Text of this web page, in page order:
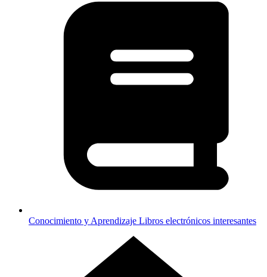
Conocimiento y Aprendizaje Libros electrónicos interesantes